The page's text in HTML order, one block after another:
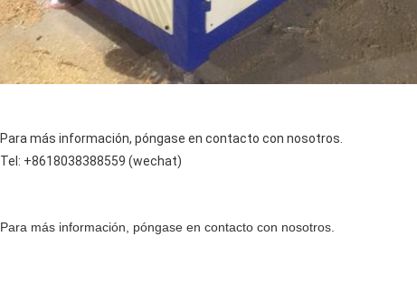
Para más información, póngase en contacto con nosotros.
Tel: +8618038388559 (wechat)
Para más información, póngase en contacto con nosotros.